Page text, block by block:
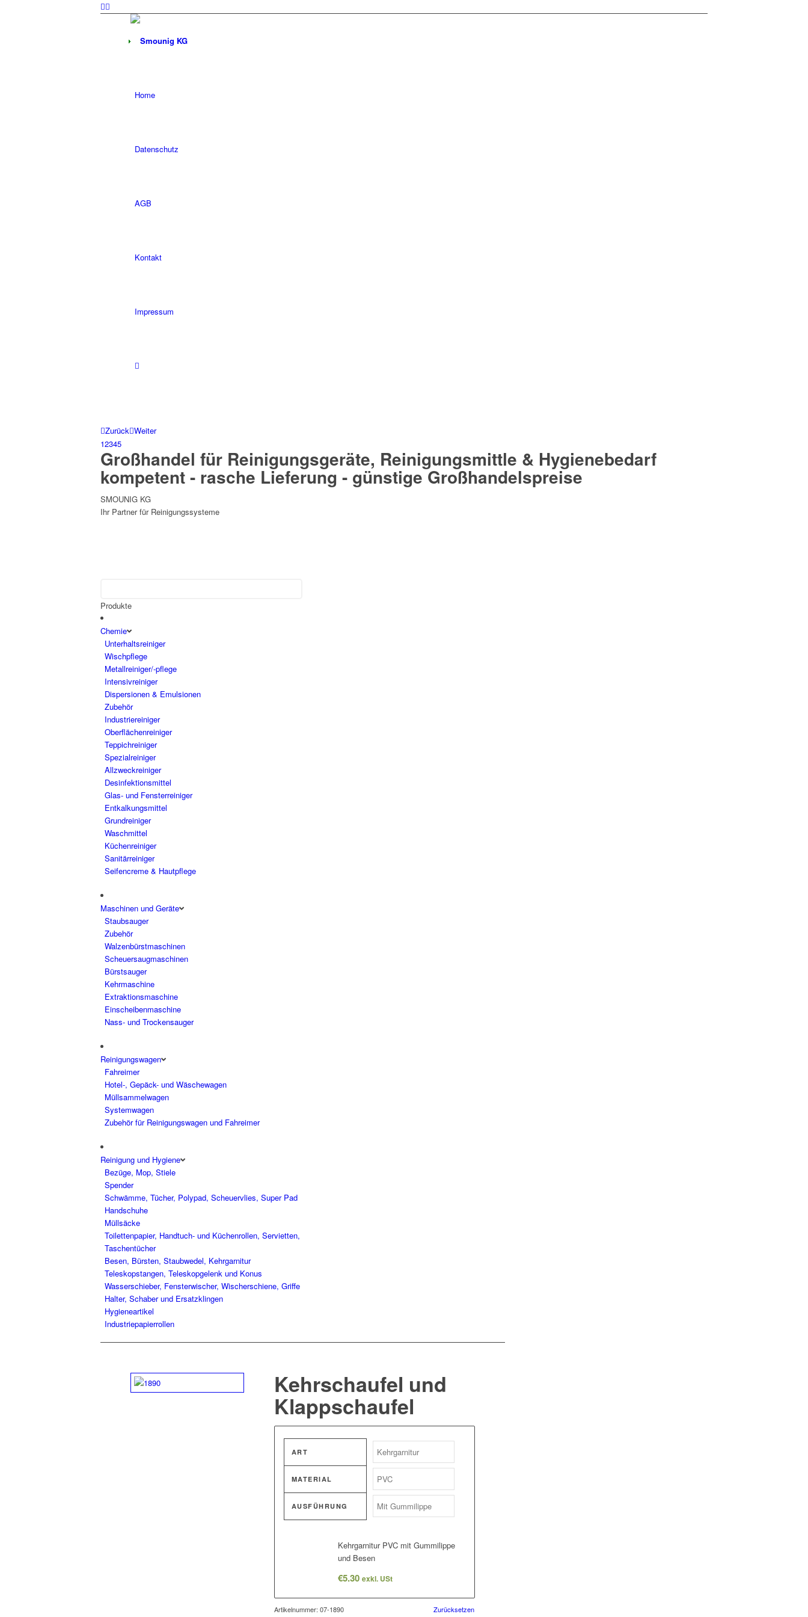
Home
Datenschutz
AGB
Kontakt
Impressum
Zurück Weiter
12345
Großhandel für Reinigungsgeräte, Reinigungsmittle & Hygienebedarf
kompetent - rasche Lieferung - günstige Großhandelspreise
SMOUNIG KG
Ihr Partner für Reinigungssysteme
Produkte
Chemie
Unterhaltsreiniger
Wischpflege
Metallreiniger/-pflege
Intensivreiniger
Dispersionen & Emulsionen
Zubehör
Industriereiniger
Oberflächenreiniger
Teppichreiniger
Spezialreiniger
Allzweckreiniger
Desinfektionsmittel
Glas- und Fensterreiniger
Entkalkungsmittel
Grundreiniger
Waschmittel
Küchenreiniger
Sanitärreiniger
Seifencreme & Hautpflege
Maschinen und Geräte
Staubsauger
Zubehör
Walzenbürstmaschinen
Scheuersaugmaschinen
Bürstsauger
Kehrmaschine
Extraktionsmaschine
Einscheibenmaschine
Nass- und Trockensauger
Reinigungswagen
Fahreimer
Hotel-, Gepäck- und Wäschewagen
Müllsammelwagen
Systemwagen
Zubehör für Reinigungswagen und Fahreimer
Reinigung und Hygiene
Bezüge, Mop, Stiele
Spender
Schwämme, Tücher, Polypad, Scheuervlies, Super Pad
Handschuhe
Müllsäcke
Toilettenpapier, Handtuch- und Küchenrollen, Servietten,
Taschentücher
Besen, Bürsten, Staubwedel, Kehrgarnitur
Teleskopstangen, Teleskopgelenk und Konus
Wasserschieber, Fensterwischer, Wischerschiene, Griffe
Halter, Schaber und Ersatzklingen
Hygieneartikel
Industriepapierrollen
Kehrschaufel und
Klappschaufel
ART
MATERIAL
AUSFÜHRUNG
Zurücksetzen
Kehrgarnitur PVC mit Gummilippe
und Besen
€5.30 exkl. USt
Artikelnummer: 07-1890